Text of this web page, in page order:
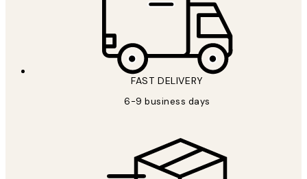
FAST DELIVERY
6-9 business days